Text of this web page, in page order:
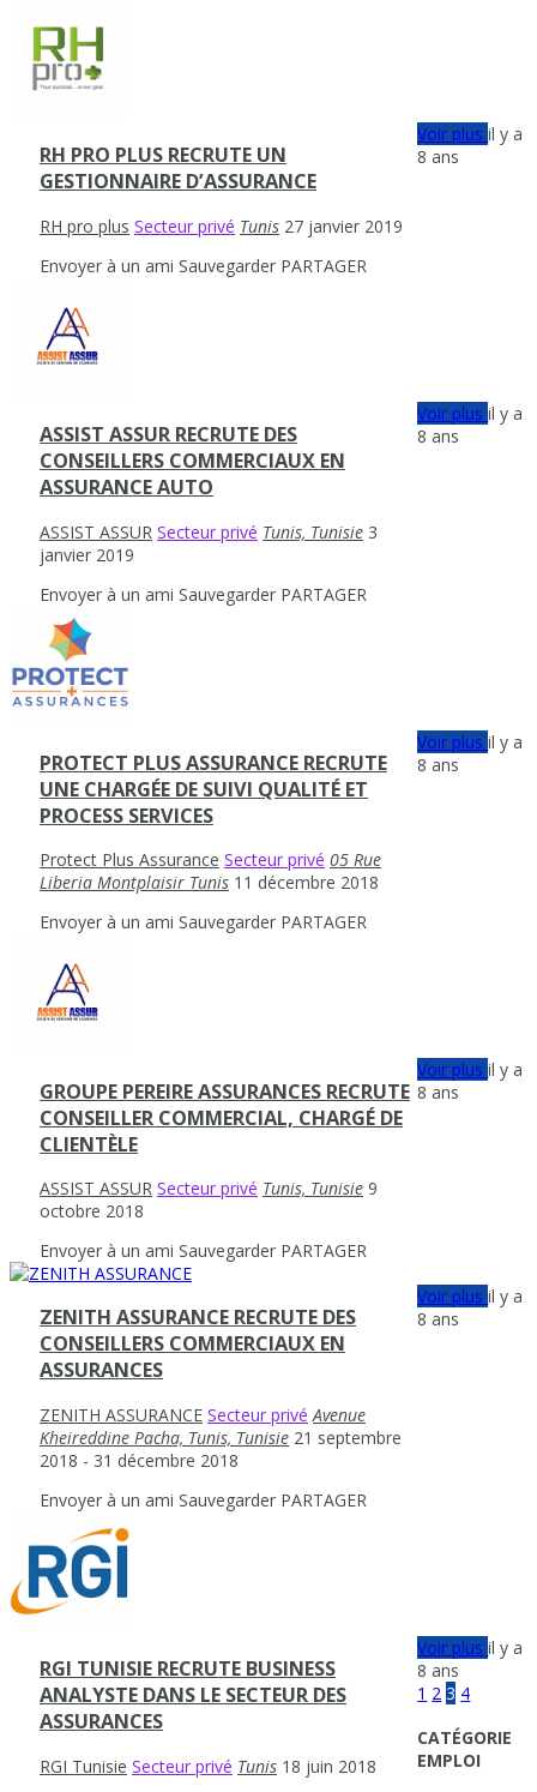
RH PRO PLUS RECRUTE UN
GESTIONNAIRE D’ASSURANCE
RH pro plus Secteur privé Tunis 27 janvier 2019
Envoyer à un ami Sauvegarder PARTAGER
Voir plusil y a
8 ans
ASSIST ASSUR RECRUTE DES
CONSEILLERS COMMERCIAUX EN
ASSURANCE AUTO
ASSIST ASSUR Secteur privé Tunis, Tunisie 3
janvier 2019
Envoyer à un ami Sauvegarder PARTAGER
Voir plusil y a
8 ans
PROTECT PLUS ASSURANCE RECRUTE
UNE CHARGÉE DE SUIVI QUALITÉ ET
PROCESS SERVICES
Protect Plus Assurance Secteur privé 05 Rue
Liberia Montplaisir Tunis 11 décembre 2018
Envoyer à un ami Sauvegarder PARTAGER
Voir plusil y a
8 ans
GROUPE PEREIRE ASSURANCES RECRUTE
CONSEILLER COMMERCIAL, CHARGÉ DE
CLIENTÈLE
ASSIST ASSUR Secteur privé Tunis, Tunisie 9
octobre 2018
Envoyer à un ami Sauvegarder PARTAGER
Voir plusil y a
8 ans
ZENITH ASSURANCE RECRUTE DES
CONSEILLERS COMMERCIAUX EN
ASSURANCES
ZENITH ASSURANCE Secteur privé Avenue
Kheireddine Pacha, Tunis, Tunisie 21 septembre
2018 - 31 décembre 2018
Envoyer à un ami Sauvegarder PARTAGER
Voir plusil y a
8 ans
RGI TUNISIE RECRUTE BUSINESS
ANALYSTE DANS LE SECTEUR DES
ASSURANCES
RGI Tunisie Secteur privé Tunis 18 juin 2018
Voir plusil y a
8 ans
1 2 3 4
CATÉGORIE
EMPLOI